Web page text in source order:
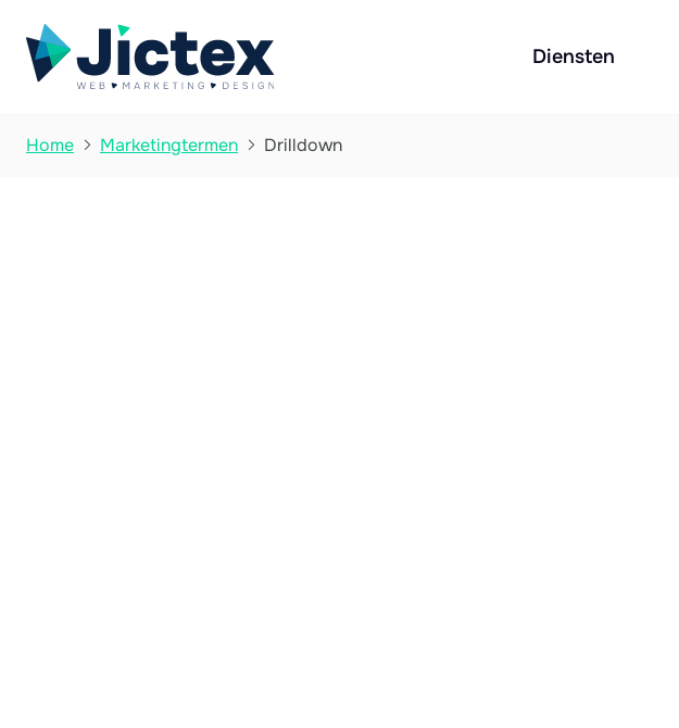
Diensten
Home  Marketingtermen  Drilldown